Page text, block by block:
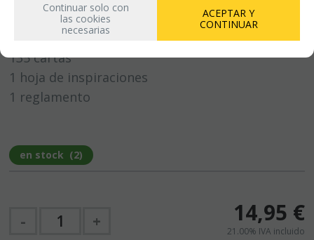
CONTENIDO
135 cartas
1 hoja de inspiraciones
1 reglamento
en stock (2)
- + 14,95 €
21.00% IVA incluido
Continuar solo con
las cookies
necesarias
ACEPTAR Y
CONTINUAR